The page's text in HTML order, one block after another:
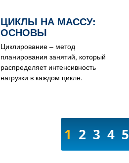
ЦИКЛЫ НА МАССУ:
ОСНОВЫ
Циклирование – метод
планирования занятий, который
распределяет интенсивность
нагрузки в каждом цикле.
1 2 3 4 5